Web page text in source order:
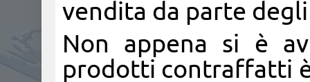
vendita da parte
Non appena si è
prodotti contraffatti